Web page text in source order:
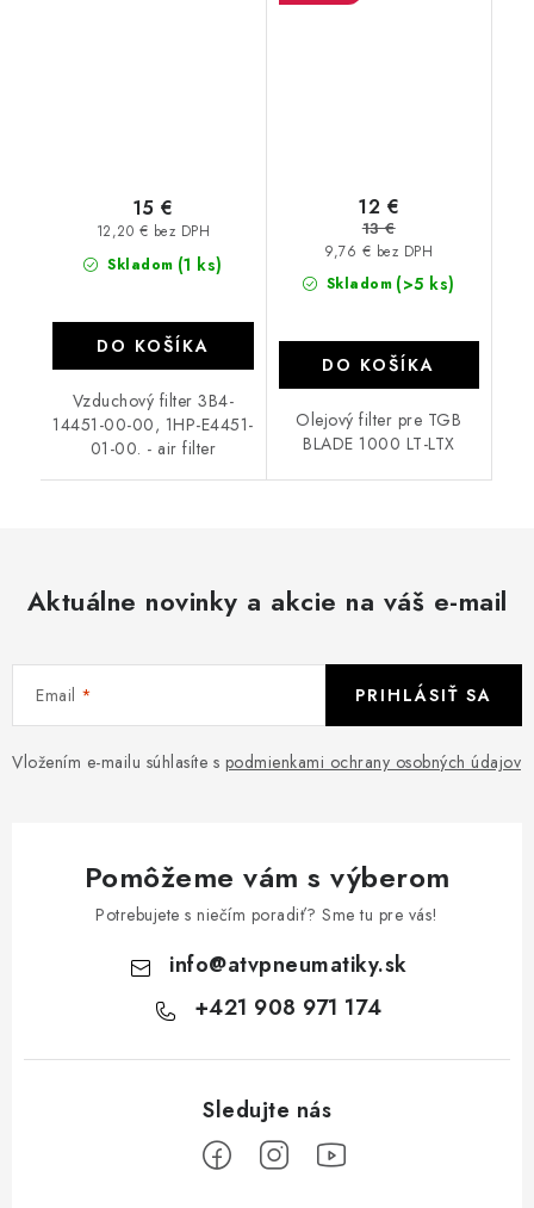
Skladom (1 ks)
12,20 € bez DPH
15 €
DO KOŠÍKA
Vzduchový filter 3B4-
14451-00-00, 1HP-E4451-
01-00. - air filter
Skladom (>5 ks)
9,76 € bez DPH
12 €
13 €
DO KOŠÍKA
Olejový filter pre TGB
BLADE 1000 LT-LTX
Aktuálne novinky a akcie na váš e-mail
Email
Vložením e-mailu súhlasíte s podmienkami ochrany osobných údajov
PRIHLÁSIŤ SA
Pomôžeme vám s výberom
Potrebujete s niečím poradiť? Sme tu pre vás!
info@atvpneumatiky.sk
+421 908 971 174